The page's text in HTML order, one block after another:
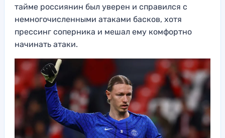
тайме россиянин был уверен и справился с
немногочисленными атаками басков, хотя
прессинг соперника и мешал ему комфортно
начинать атаки.